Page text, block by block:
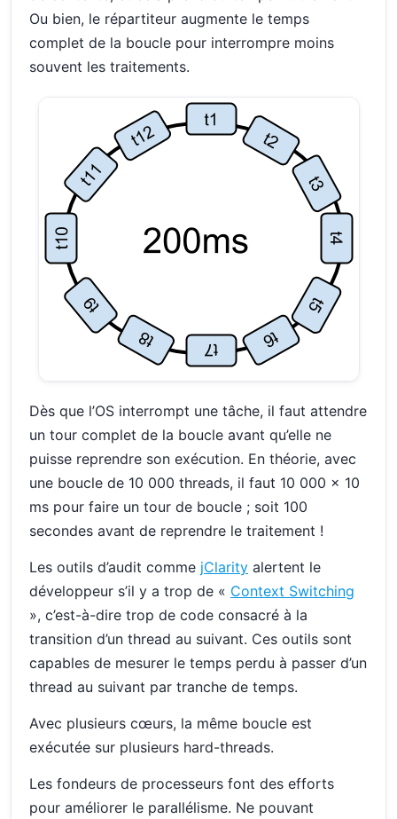
Ou bien, le répartiteur augmente le temps
complet de la boucle pour interrompre moins
souvent les traitements.
Dès que l’OS interrompt une tâche, il faut attendre
un tour complet de la boucle avant qu’elle ne
puisse reprendre son exécution. En théorie, avec
une boucle de 10 000 threads, il faut 10 000 x 10
ms pour faire un tour de boucle ; soit 100
secondes avant de reprendre le traitement !
Les outils d’audit comme jClarity alertent le
développeur s’il y a trop de « Context Switching
», c’est-à-dire trop de code consacré à la
transition d’un thread au suivant. Ces outils sont
capables de mesurer le temps perdu à passer d’un
thread au suivant par tranche de temps.
Avec plusieurs cœurs, la même boucle est
exécutée sur plusieurs hard-threads.
Les fondeurs de processeurs font des efforts
pour améliorer le parallélisme. Ne pouvant